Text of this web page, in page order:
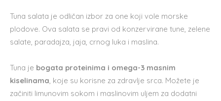
Tuna salata je odličan izbor za one koji vole morske
plodove. Ova salata se pravi od konzervirane tune, zelene
salate, paradajza, jaja, crnog luka i maslina.
Tuna je bogata proteinima i omega-3 masnim
kiselinama, koje su korisne za zdravlje srca. Možete je
začiniti limunovim sokom i maslinovim uljem za dodatni